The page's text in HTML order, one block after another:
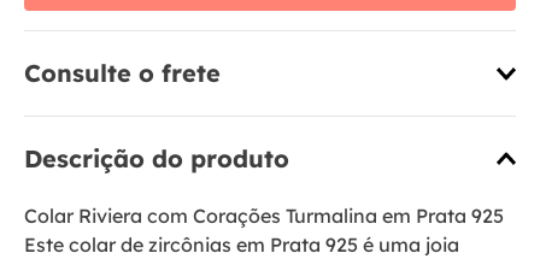
Consulte o frete
Descrição do produto
Colar Riviera com Corações Turmalina em Prata 925
Este colar de zircônias em Prata 925 é uma joia